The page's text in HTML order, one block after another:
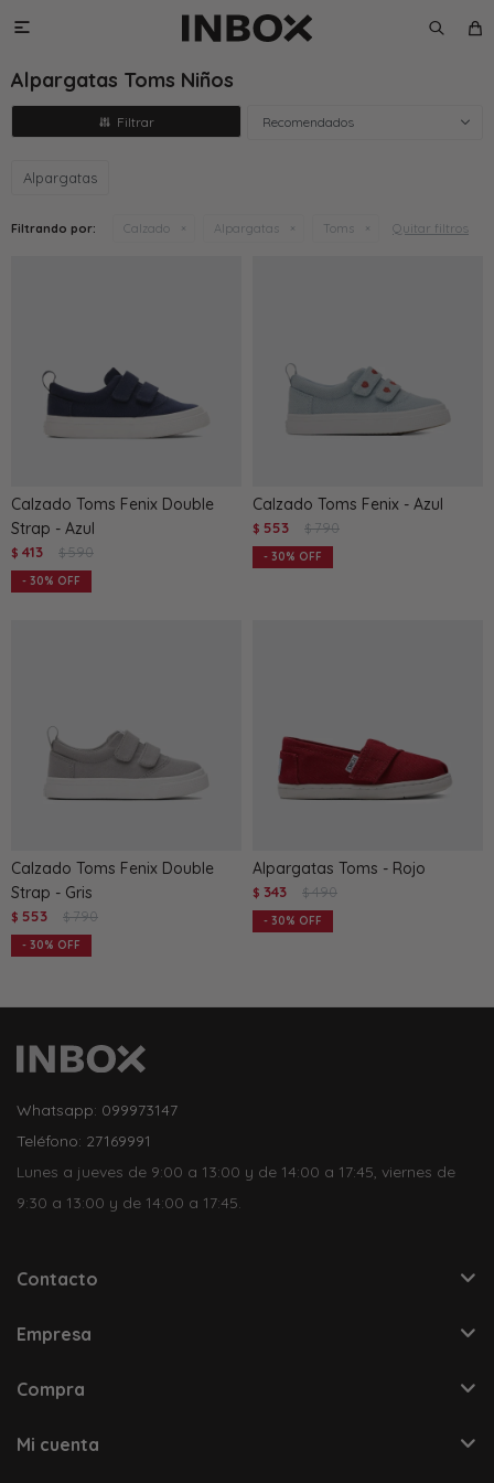

Alpargatas Toms Niños
Recomendados
Alpargatas
Filtrando por: Calzado Alpargatas Toms Quitar filtros
Calzado Toms Fenix Double
Strap - Azul
$ 413 $ 590
30
Calzado Toms Fenix - Azul
$ 553 $ 790
30
Calzado Toms Fenix Double
Strap - Gris
$ 553 $ 790
30
Alpargatas Toms - Rojo
$ 343 $ 490
30
Whatsapp: 099973147
Teléfono: 27169991
Lunes a jueves de 9:00 a 13:00 y de 14:00 a 17:45, viernes de
9:30 a 13:00 y de 14:00 a 17:45.
Contacto
Empresa
Compra
Mi cuenta